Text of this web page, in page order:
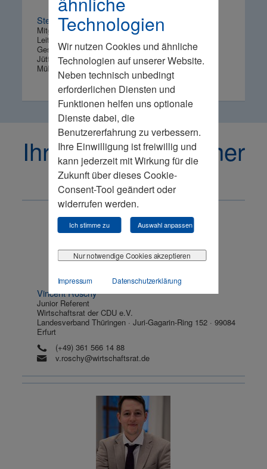
Technologien
Wir nutzen Cookies und ähnliche
Technologien auf unserer Website.
Neben technisch unbedingt
erforderlichen Diensten und
Funktionen helfen uns optionale
Dienste dabei, die
Benutzererfahrung zu verbessern.
Ihre Einwilligung ist freiwillig und
kann jederzeit mit Wirkung für die
Zukunft über dieses Cookie-
Consent-Tool geändert oder
widerrufen werden.
Ich stimme zu Auswahl anpassen
Nur notwendige Cookies akzeptieren
Impressum Datenschutzerklärung
Stephan Hauschild
Mitglied der Geschäftsleitung
Leitung Partnermanagement
Gesundheitswesen
Jüttner Orthopädie KG
Mühlhausen
Ihre Ansprechpartner
Vincent Roschy
Junior Referent
Wirtschaftsrat der CDU e.V.
Landesverband Thüringen · Juri-Gagarin-Ring 152 · 99084
Erfurt
(+49) 361 566 14 88
v.roschy@wirtschaftsrat.de